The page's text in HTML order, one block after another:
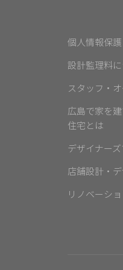
個人情報保護
設計監理料
スタッフ・
広島で家を
住宅とは
デザイナー
店舗設計・
リノベーシ